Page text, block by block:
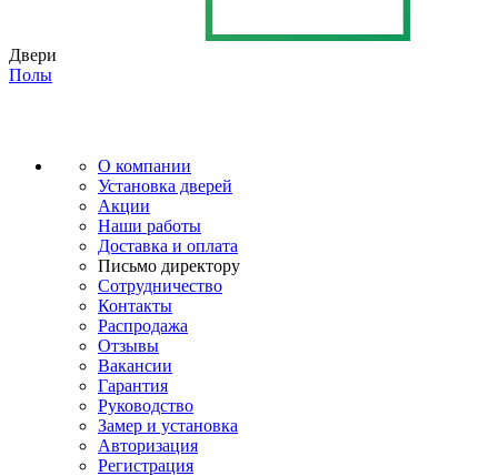
Двери
Полы
О компании
Установка дверей
Акции
Наши работы
Доставка и оплата
Письмо директору
Сотрудничество
Контакты
Распродажа
Отзывы
Вакансии
Гарантия
Руководство
Замер и установка
Авторизация
Регистрация